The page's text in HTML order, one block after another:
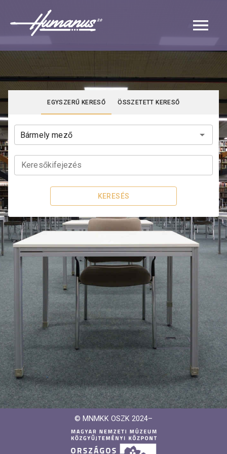
EGYSZERŰ KERESŐ ÖSSZETETT KERESŐ
Keresőkifejezés
KERESÉS
© MNMKK OSZK 2024–